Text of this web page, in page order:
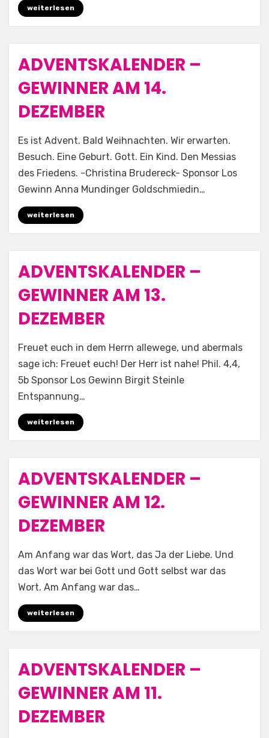
weiterlesen
Posted
on
14. Dezember 2025
Allgemein
ADVENTSKALENDER –
GEWINNER AM 14.
DEZEMBER
by Aufwind e.V.
Es ist Advent. Bald Weihnachten. Wir erwarten.
Besuch. Eine Geburt. Gott. Ein Kind. Den Messias
des Friedens. -Christina Brudereck- Sponsor Los
Gewinn Anna Mundinger Goldschmiedin…
weiterlesen
Posted
on
13. Dezember 2025
Allgemein
ADVENTSKALENDER –
GEWINNER AM 13.
DEZEMBER
Aufwind e.V.
Freuet euch in dem Herrn allewege, und abermals
sage ich: Freuet euch! Der Herr ist nahe! Phil. 4,4,
5b Sponsor Los Gewinn Birgit Steinle
Entspannung…
weiterlesen
Posted
on
12. Dezember 2025
Allgemein
ADVENTSKALENDER –
GEWINNER AM 12.
DEZEMBER
by Aufwind e.V.
Am Anfang war das Wort, das Ja der Liebe. Und
das Wort war bei Gott und Gott selbst war das
Wort. Am Anfang war das…
weiterlesen
Posted
on
11. Dezember 2025
Allgemein
ADVENTSKALENDER –
GEWINNER AM 11.
DEZEMBER